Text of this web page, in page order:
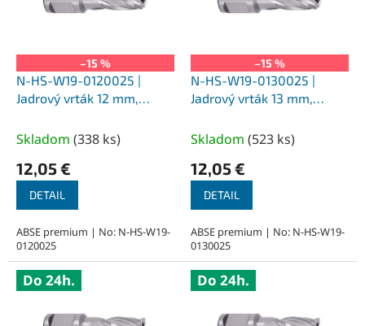
–15 %
N-HS-W19-0120025 |
Jadrový vrták 12 mm,
upnutie Weldon 19
Skladom (338 ks)
12,05 €
DETAIL
ABSE premium | No: N-HS-W19-
0120025
–15 %
N-HS-W19-0130025 |
Jadrový vrták 13 mm,
upnutie Weldon 19
Skladom (523 ks)
12,05 €
DETAIL
ABSE premium | No: N-HS-W19-
0130025
Do 24h. Do 24h.